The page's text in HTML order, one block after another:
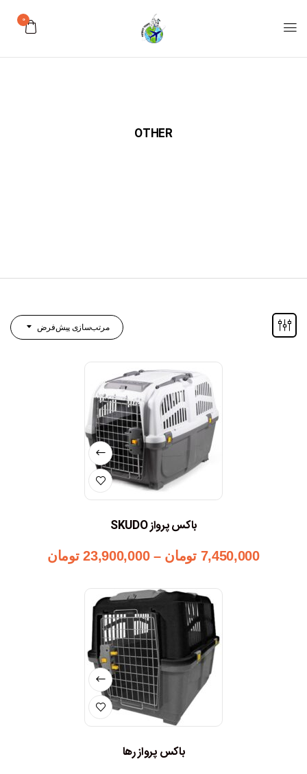
0
OTHER
مرتب‌سازی پیش‌فرض
باکس پرواز SKUDO
7,450,000 تومان –
23,900,000 تومان
باکس پرواز رها